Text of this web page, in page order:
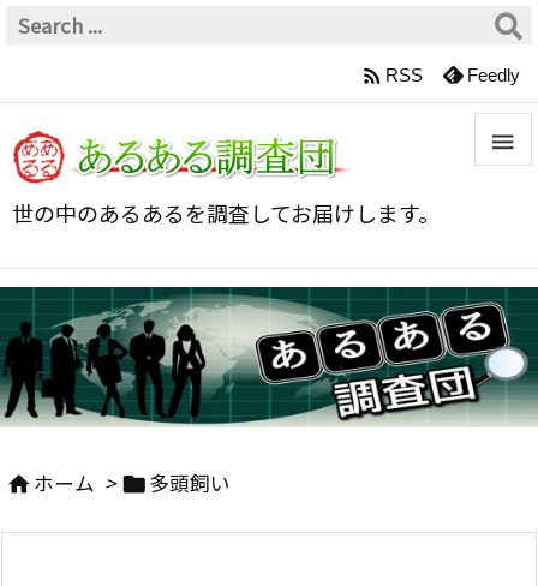
世の中のあるあるを調査してお届けします。


サイ

前へ

 RSS Feedly
ホーム > 多頭飼い